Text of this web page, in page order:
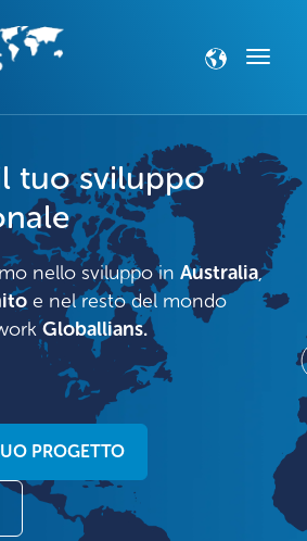
tuo sviluppo
nello sviluppo in Australia,
e nel resto del mondo
Globallians.
PROGETTO